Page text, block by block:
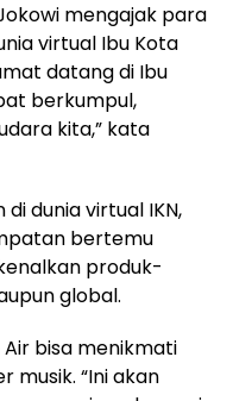
mengajak para
virtual Ibu Kota
datang di Ibu
berkumpul,
kita,” kata
dunia virtual IKN,
bertemu
produk-
global.
bisa menikmati
musik. “Ini akan